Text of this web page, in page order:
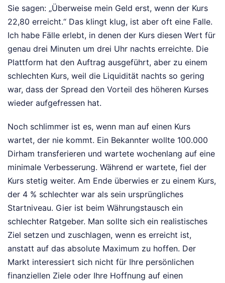
Sie sagen: „Überweise mein Geld erst, wenn der Kurs
22,80 erreicht.“ Das klingt klug, ist aber oft eine Falle.
Ich habe Fälle erlebt, in denen der Kurs diesen Wert für
genau drei Minuten um drei Uhr nachts erreichte. Die
Plattform hat den Auftrag ausgeführt, aber zu einem
schlechten Kurs, weil die Liquidität nachts so gering
war, dass der Spread den Vorteil des höheren Kurses
wieder aufgefressen hat.
Noch schlimmer ist es, wenn man auf einen Kurs
wartet, der nie kommt. Ein Bekannter wollte 100.000
Dirham transferieren und wartete wochenlang auf eine
minimale Verbesserung. Während er wartete, fiel der
Kurs stetig weiter. Am Ende überwies er zu einem Kurs,
der 4 % schlechter war als sein ursprüngliches
Startniveau. Gier ist beim Währungstausch ein
schlechter Ratgeber. Man sollte sich ein realistisches
Ziel setzen und zuschlagen, wenn es erreicht ist,
anstatt auf das absolute Maximum zu hoffen. Der
Markt interessiert sich nicht für Ihre persönlichen
finanziellen Ziele oder Ihre Hoffnung auf einen